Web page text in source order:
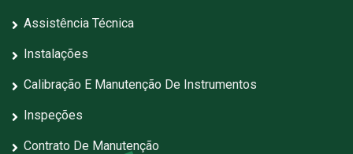
Assistência Técnica
Instalações
Calibração E Manutenção De Instrumentos
Inspeções
Contrato De Manutenção